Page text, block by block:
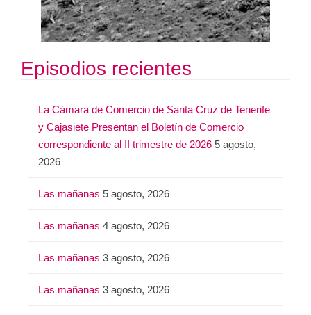
Episodios recientes
La Cámara de Comercio de Santa Cruz de Tenerife
y Cajasiete Presentan el Boletín de Comercio
correspondiente al II trimestre de 2026 5 agosto,
2026
Las mañanas 5 agosto, 2026
Las mañanas 4 agosto, 2026
Las mañanas 3 agosto, 2026
Las mañanas 3 agosto, 2026